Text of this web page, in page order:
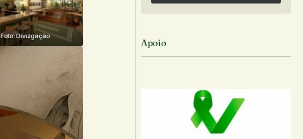
Foto: Divulgação
Siga no Instagram
Apoio